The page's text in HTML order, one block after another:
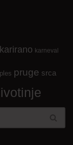
karirano karneval
ples pruge srca